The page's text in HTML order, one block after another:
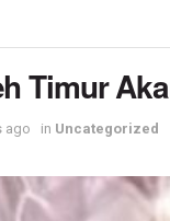
Timur
ago in Uncategorized